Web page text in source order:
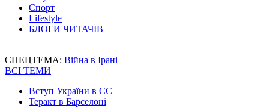
Спорт
Lifestyle
БЛОГИ ЧИТАЧІВ
СПЕЦТЕМА: Війна в Ірані
ВСІ ТЕМИ
Вступ України в ЄС
Теракт в Барселоні